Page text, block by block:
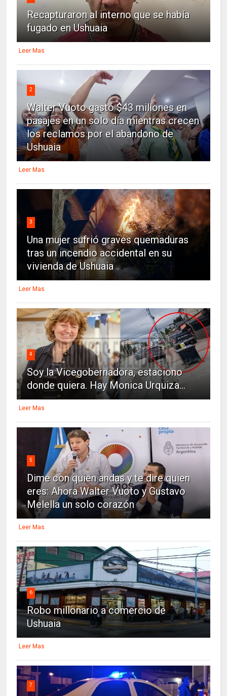
Recapturaron al interno que se había
fugado en Ushuaia
Leer Mas
2
Walter Vuoto gastó $43 millones en
pasajes en un solo día mientras crecen
los reclamos por el abandono de
Ushuaia
Leer Mas
3
Una mujer sufrió graves quemaduras
tras un incendio accidental en su
vivienda de Ushuaia
Leer Mas
4
Soy la Vicegobernadora, estaciono
donde quiera. Hay Monica Urquiza...
Leer Mas
5
Dime con quien andas y te dire quien
eres: Ahora Walter Vuoto y Gustavo
Melella un solo corazón
Leer Mas
6
Robo millonario a comercio de
Ushuaia
Leer Mas
7